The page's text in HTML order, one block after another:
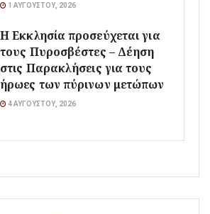
1 ΑΥΓΟΎΣΤΟΥ, 2026
Η Εκκλησία προσεύχεται για
τους Πυροσβέστες – Δέηση
στις Παρακλήσεις για τους
ήρωες των πύρινων μετώπων
4 ΑΥΓΟΎΣΤΟΥ, 2026